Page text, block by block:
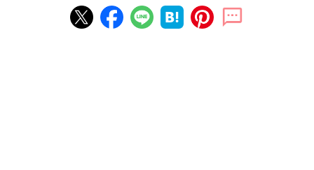
を作ってみましょう！